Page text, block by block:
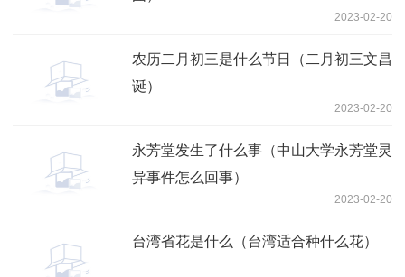
2023-02-20
农历二月初三是什么节日（二月初三文昌
诞）
2023-02-20
永芳堂发生了什么事（中山大学永芳堂灵
异事件怎么回事）
2023-02-20
台湾省花是什么（台湾适合种什么花）